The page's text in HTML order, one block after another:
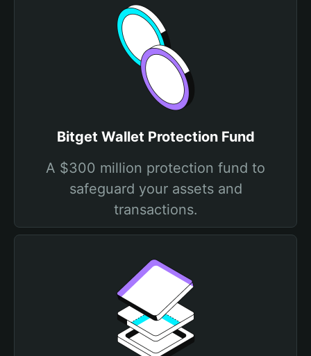
Bitget Wallet Protection Fund
A $300 million protection fund to
safeguard your assets and
transactions.